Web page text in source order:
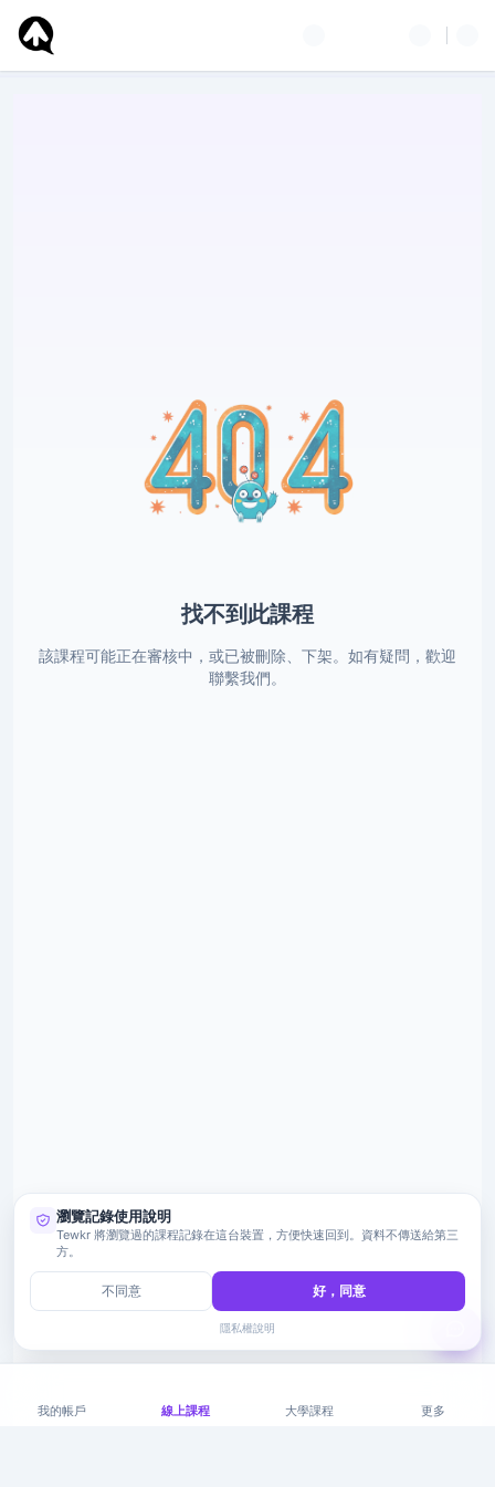
找不到此課程
該課程可能正在審核中，或已被刪除、下架。如有疑問，歡迎
聯繫我們。
我的帳戶 線上課程 大學課程 更多
瀏覽記錄使用說明
Tewkr 將瀏覽過的課程記錄在這台裝置，方便快速回到。資料不傳送給第三
方。
不同意 好，同意
隱私權說明